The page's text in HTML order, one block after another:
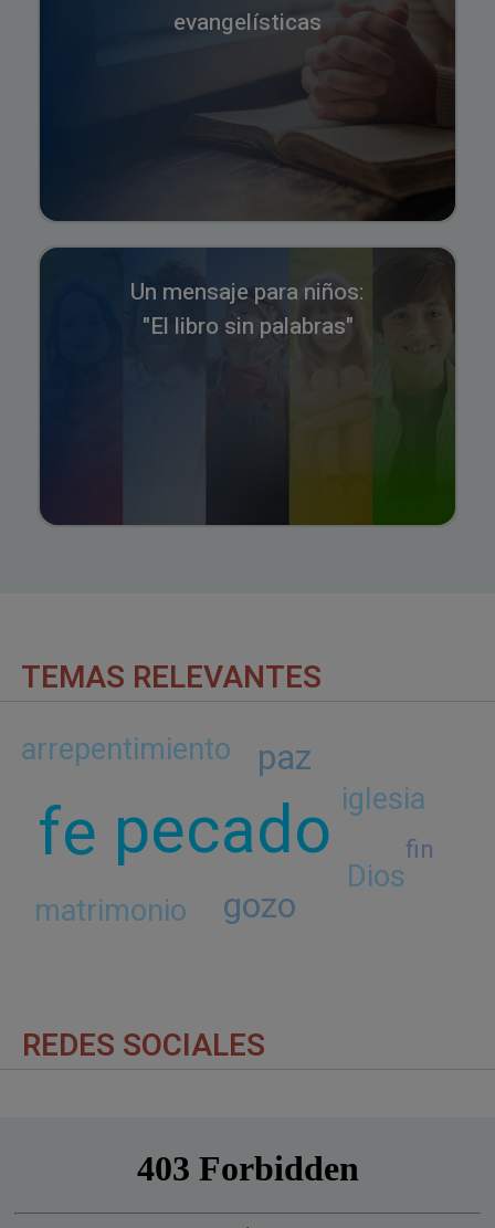
evangelísticas
Un mensaje para niños:
"El libro sin palabras"
TEMAS RELEVANTES
pecado
fe
paz
gozo
iglesia
arrepentimiento
matrimonio
Dios
fin
REDES SOCIALES